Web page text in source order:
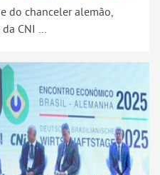
do chanceler alemão,
CNI ...